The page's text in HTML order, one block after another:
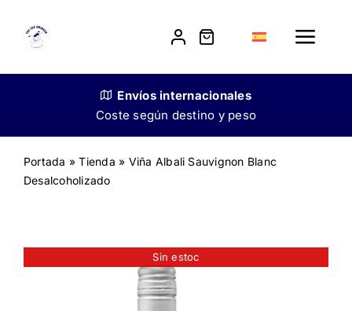
content
Toggle
Nuestra historia
Venta a restauradores
Envíos internacionales
Coste según destino y peso
Portada »Tienda » Viña Albali Sauvignon Blanc
Desalcoholizado
Sin estoc